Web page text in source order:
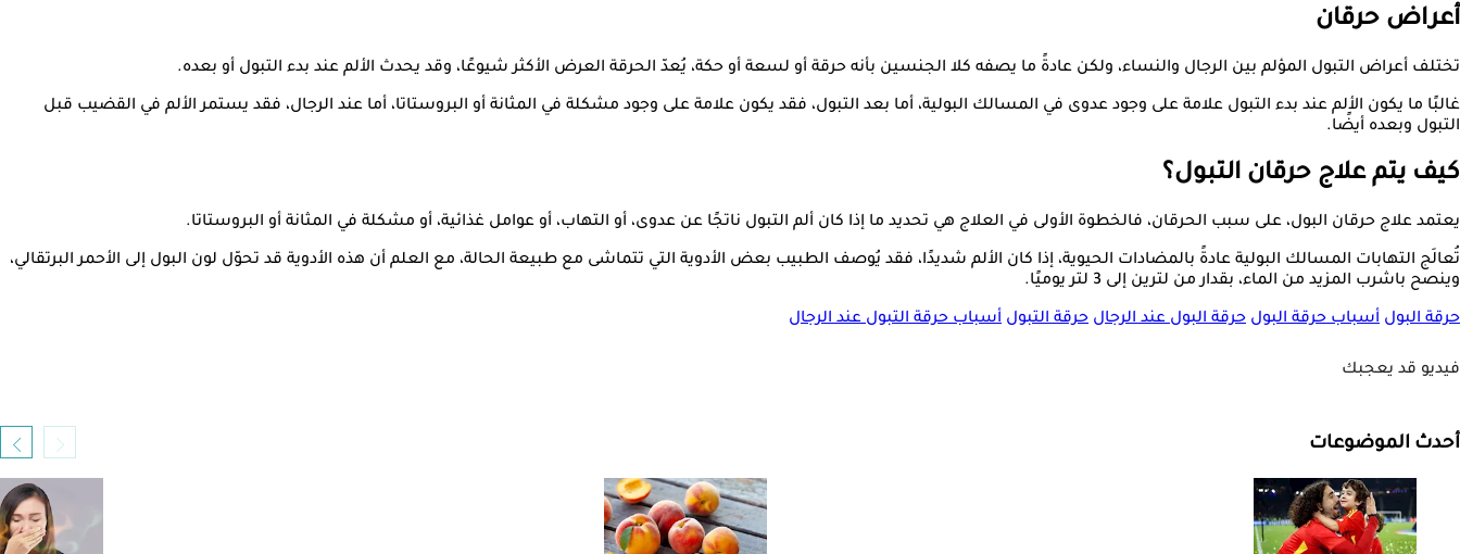
أعراض حرقان
تختلف أعراض التبول المؤلم بين الرجال والنساء، ولكن عادةً ما يصفه كلا الجنسين بأنه حرقة أو لسعة أو حكة، يُعدّ الحرقة العرض الأكثر شيوعًا، وقد يحدث الألم عند بدء التبول أو بعده.
غالبًا ما يكون الألم عند بدء التبول علامة على وجود عدوى في المسالك البولية، أما بعد التبول، فقد يكون علامة على وجود مشكلة في المثانة أو البروستاتا، أما عند الرجال، فقد يستمر الألم في القضيب قبل
التبول وبعده أيضًا.
كيف يتم علاج حرقان التبول؟
يعتمد علاج حرقان البول، على سبب الحرقان، فالخطوة الأولى في العلاج هي تحديد ما إذا كان ألم التبول ناتجًا عن عدوى، أو التهاب، أو عوامل غذائية، أو مشكلة في المثانة أو البروستاتا.
تُعالَج التهابات المسالك البولية عادةً بالمضادات الحيوية، إذا كان الألم شديدًا، فقد يُوصف الطبيب بعض الأدوية التي تتماشى مع طبيعة الحالة، مع العلم أن هذه الأدوية قد تحوّل لون البول إلى الأحمر البرتقالي،
وينصح باشرب المزيد من الماء، بقدار من لترين إلى 3 لتر يوميًا.
حرقة البول أسباب حرقة البول حرقة البول عند الرجال حرقة التبول أسباب حرقة التبول عند الرجال
فيديو قد يعجبك
أحدث الموضوعات